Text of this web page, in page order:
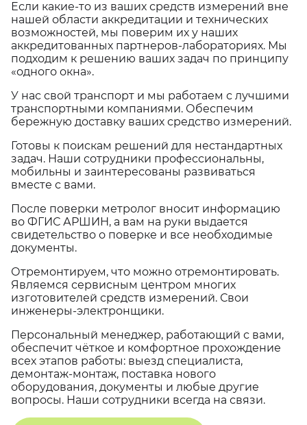
Если какие-то из ваших средств измерений вне
нашей области аккредитации и технических
возможностей, мы поверим их у наших
аккредитованных партнеров-лабораториях. Мы
подходим к решению ваших задач по принципу
«одного окна».
У нас свой транспорт и мы работаем с лучшими
транспортными компаниями. Обеспечим
бережную доставку ваших средство измерений.
Готовы к поискам решений для нестандартных
задач. Наши сотрудники профессиональны,
мобильны и заинтересованы развиваться
вместе с вами.
После поверки метролог вносит информацию
во ФГИС АРШИН, а вам на руки выдается
свидетельство о поверке и все необходимые
документы.
Отремонтируем, что можно отремонтировать.
Являемся сервисным центром многих
изготовителей средств измерений. Свои
инженеры-электронщики.
Персональный менеджер, работающий с вами,
обеспечит чёткое и комфортное прохождение
всех этапов работы: выезд специалиста,
демонтаж-монтаж, поставка нового
оборудования, документы и любые другие
вопросы. Наши сотрудники всегда на связи.